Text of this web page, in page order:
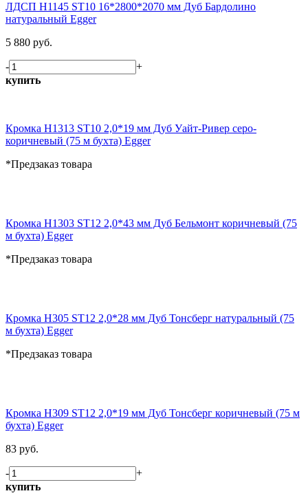
ЛДСП H1145 ST10 16*2800*2070 мм Дуб Бардолино
натуральный Egger
5 880 руб.
-
+
купить
Кромка H1313 ST10 2,0*19 мм Дуб Уайт-Ривер серо-
коричневый (75 м бухта) Egger
*Предзаказ товара
Кромка H1303 ST12 2,0*43 мм Дуб Бельмонт коричневый (75
м бухта) Egger
*Предзаказ товара
Кромка H305 ST12 2,0*28 мм Дуб Тонсберг натуральный (75
м бухта) Egger
*Предзаказ товара
Кромка H309 ST12 2,0*19 мм Дуб Тонсберг коричневый (75 м
бухта) Egger
83 руб.
-
+
купить